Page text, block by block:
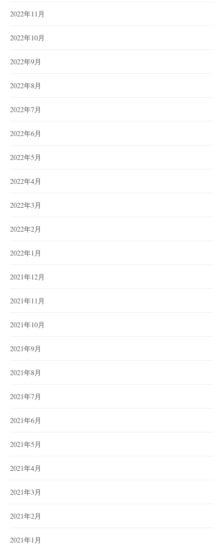
2022年11月
2022年10月
2022年9月
2022年8月
2022年7月
2022年6月
2022年5月
2022年4月
2022年3月
2022年2月
2022年1月
2021年12月
2021年11月
2021年10月
2021年9月
2021年8月
2021年7月
2021年6月
2021年5月
2021年4月
2021年3月
2021年2月
2021年1月